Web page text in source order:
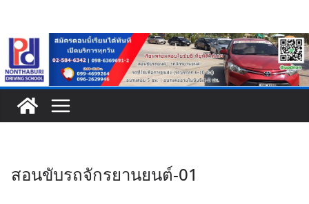
content
สอนขับรถจักรยานยนต์-01